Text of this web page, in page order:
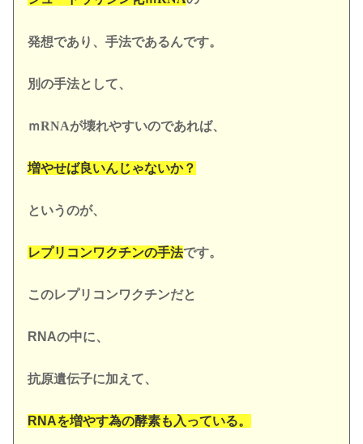
発想であり、手法であるんです。
別の手法として、
ｍRNAが壊れやすいのであれば、
増やせば良いんじゃないか？
というのが、
レプリコンワクチンの手法です。
このレプリコンワクチンだと
RNAの中に、
抗原遺伝子に加えて、
RNAを増やす為の酵素も 入っている。